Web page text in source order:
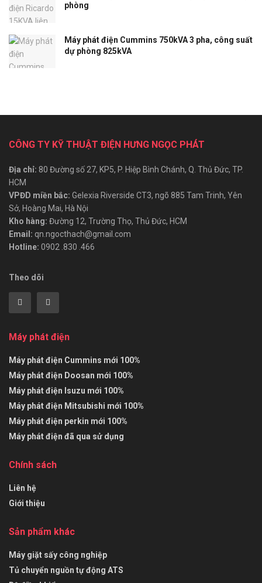
phòng
Máy phát điện Cummins 750kVA 3 pha, công suất
dự phòng 825kVA
CÔNG TY KỸ THUẬT ĐIỆN HƯNG NGỌC PHÁT
Địa chỉ: 80 Đường số 27, KP5, P. Hiệp Bình Chánh, Q. Thủ Đức, TP.
HCM
VPĐD miền bắc: Gelexia Riverside CT3, ngõ 885 Tam Trinh, Yên
Sở, Hoàng Mai, Hà Nội
Kho hàng: Đường 12, Trường Thọ, Thủ Đức, HCM
Email: qn.ngocthach@gmail.com
Hotline: 0902 .830 .466
Theo dõi
Máy phát điện
Máy phát điện Cummins mới 100%
Máy phát điện Doosan mới 100%
Máy phát điện Isuzu mới 100%
Máy phát điện Mitsubishi mới 100%
Máy phát điện perkin mới 100%
Máy phát điện đã qua sử dụng
Chính sách
Liên hệ
Giới thiệu
Sản phẩm khác
Máy giặt sấy công nghiệp
Tủ chuyển nguồn tự động ATS